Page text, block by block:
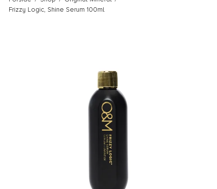
Frizzy Logic, Shine Serum 100ml